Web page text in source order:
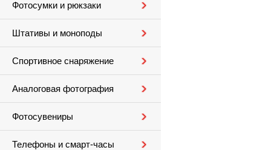
Фотосумки и рюкзаки
Штативы и моноподы
Спортивное снаряжение
Аналоговая фотография
Фотосувениры
Телефоны и смарт-часы